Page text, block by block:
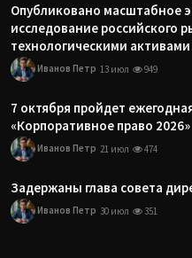
Опубликовано масштабное
исследование российского
технологическими активами
Иванов Петр 13 июл 949
7 октября пройдет
«Корпоративное право 2026»
Иванов Петр 21 июл 474
Задержаны глава совета
Иванов Петр 30 июл 351